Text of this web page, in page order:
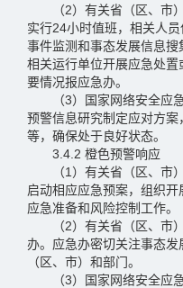
（2）有关省（区、市）
实行24小时值班，相关人
事件监测和事态发展信息搜
相关运行单位开展应急处
要情况报应急办。
（3）国家网络安全应急
预警信息研究制定应对方
等，确保处于良好状态。
3.4.2 橙色预警响应
（1）有关省（区、市）
启动相应应急预案，组织开
应急准备和风险控制工作。
（2）有关省（区、市）
办。应急办密切关注事态
（区、市）和部门。
（3）国家网络安全应急